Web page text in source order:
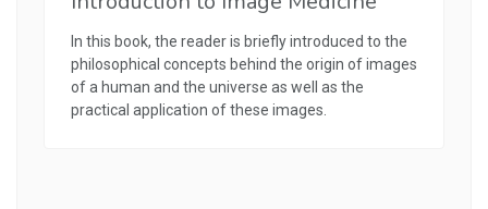
In this book, the reader is briefly introduced to the
philosophical concepts behind the origin of images
of a human and the universe as well as the
practical application of these images.